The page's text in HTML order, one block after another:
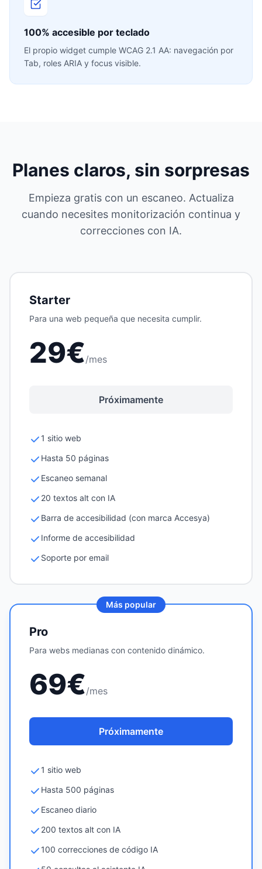
100% accesible por teclado
El propio widget cumple WCAG 2.1 AA: navegación por
Tab, roles ARIA y focus visible.
Planes claros, sin sorpresas
Empieza gratis con un escaneo. Actualiza
cuando necesites monitorización continua y
correcciones con IA.
Starter
Para una web pequeña que necesita cumplir.
29€/mes
Próximamente
1 sitio web
Hasta 50 páginas
Escaneo semanal
20 textos alt con IA
Barra de accesibilidad (con marca Accesya)
Informe de accesibilidad
Soporte por email
Más popular
Pro
Para webs medianas con contenido dinámico.
69€/mes
Próximamente
1 sitio web
Hasta 500 páginas
Escaneo diario
200 textos alt con IA
100 correcciones de código IA